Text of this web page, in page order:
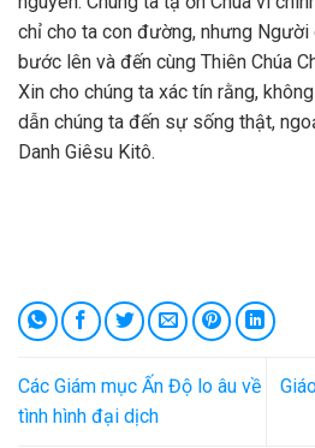
chỉ cho ta con đường, nhưng
bước lên và đến cùng Thiên Chúa
Xin cho chúng ta xác tín rằng,
dẫn chúng ta đến sự sống thật,
Danh Giêsu Kitô.
Các Giám mục Ấn Độ lo âu về
tình hình đại dịch